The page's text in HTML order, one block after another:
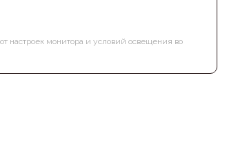
настроек монитора и условий освещения во